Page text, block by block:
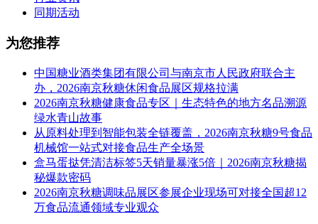
同期活动
为您推荐
中国糖业酒类集团有限公司与南京市人民政府联合主
办，2026南京秋糖休闲食品展区规格拉满
2026南京秋糖健康食品专区｜生态特色的地方名品溯源
绿水青山故事
从原料处理到智能包装全链覆盖，2026南京秋糖9号食品
机械馆一站式对接食品生产全场景
盒马蛋挞凭清洁标签5天销量暴涨5倍｜2026南京秋糖揭
秘爆款密码
2026南京秋糖调味品展区参展企业现场可对接全国超12
万食品流通领域专业观众